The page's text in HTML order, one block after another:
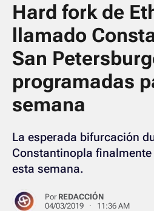
Hard fork de
llamado
San
programadas
semana
La esperada bifurcación
Constantinopla
esta semana.
Por REDACCIÓN
04/03/2019 · 11:36 AM